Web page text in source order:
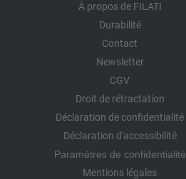
À propos de FILATI
Durabilité
Contact
Newsletter
CGV
Droit de rétractation
Déclaration de confidentialité
Déclaration d'accessibilité
Paramètres de confidentialité
Mentions légales